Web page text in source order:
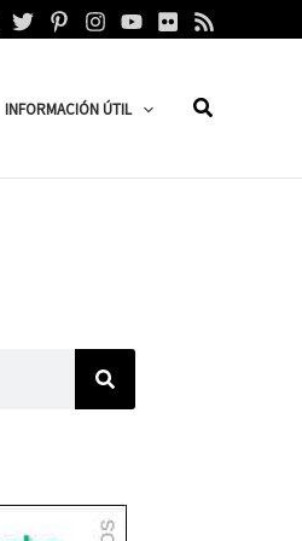
INFORMACIÓN ÚTIL